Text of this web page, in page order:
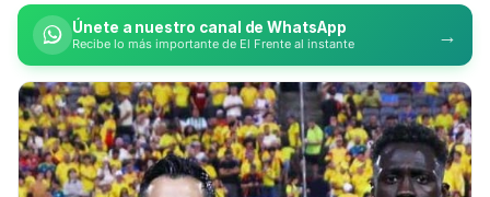
Únete a nuestro canal de WhatsApp
Recibe lo más importante de El Frente al instante →